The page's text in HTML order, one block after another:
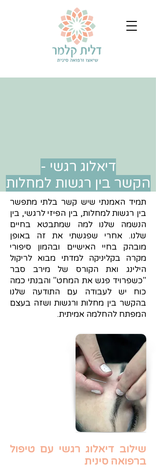
דיאלוג רגשי -
הקשר בין רגשות למחלות
תמיד האמנתי שיש קשר בלתי מתפשר
בין רגשות למחלות, בין הפיזי לרגשי, בין
הנשמה שלנו למה שמתבטא בחיים
שלנו. אחרי שפגשתי את זה באופן
מובהק בחיי האישיים ובהמון סיפורי
מקרה בקליניקה למדתי מבוא לריקול
הילינג ואת הקורס של מירב סבר
"כשפרויד פגש את המחט" והבנתי כמה
כוח יש לעבודה עם התודעה שלנו
בהקשר בין מחלות ורגשות ושזה בעצם
המפתח להחלמה אמיתית.
שילוב דיאלוג רגשי עם טיפול
ברפואה סינית